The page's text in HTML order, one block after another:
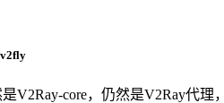
V2Ray-core，仍然是V2Ray代理